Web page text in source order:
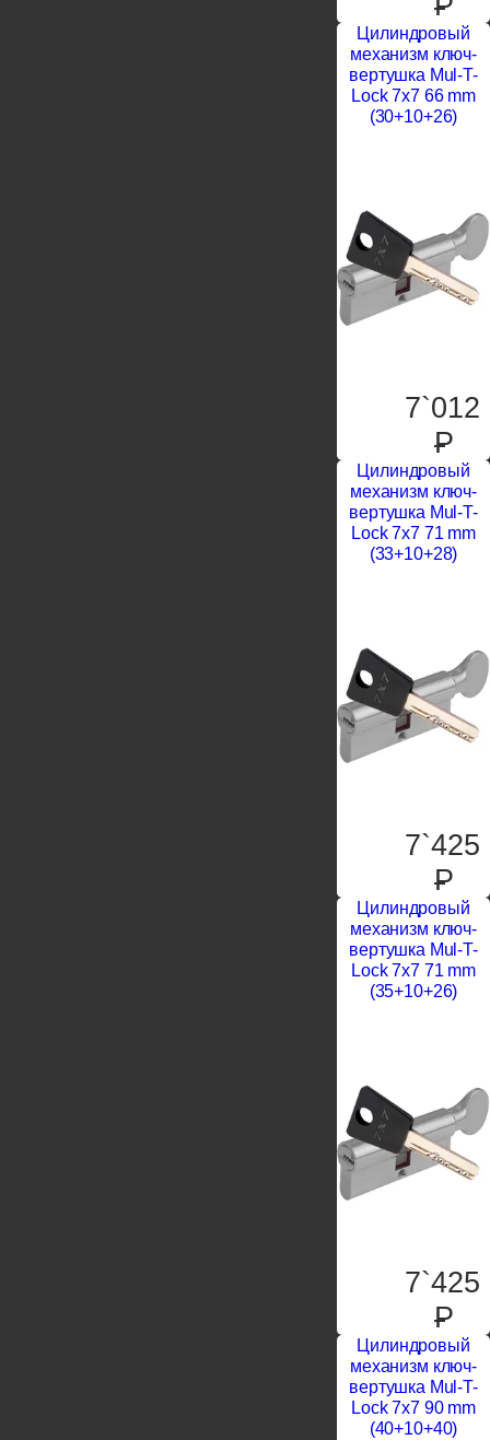
Цилиндровый
механизм ключ-
вертушка Mul-T-
Lock 7x7 66 mm
(30+10+26)
7`012
P
Цилиндровый
механизм ключ-
вертушка Mul-T-
Lock 7x7 71 mm
(33+10+28)
7`425
P
Цилиндровый
механизм ключ-
вертушка Mul-T-
Lock 7x7 71 mm
(35+10+26)
7`425
P
Цилиндровый
механизм ключ-
вертушка Mul-T-
Lock 7x7 90 mm
(40+10+40)